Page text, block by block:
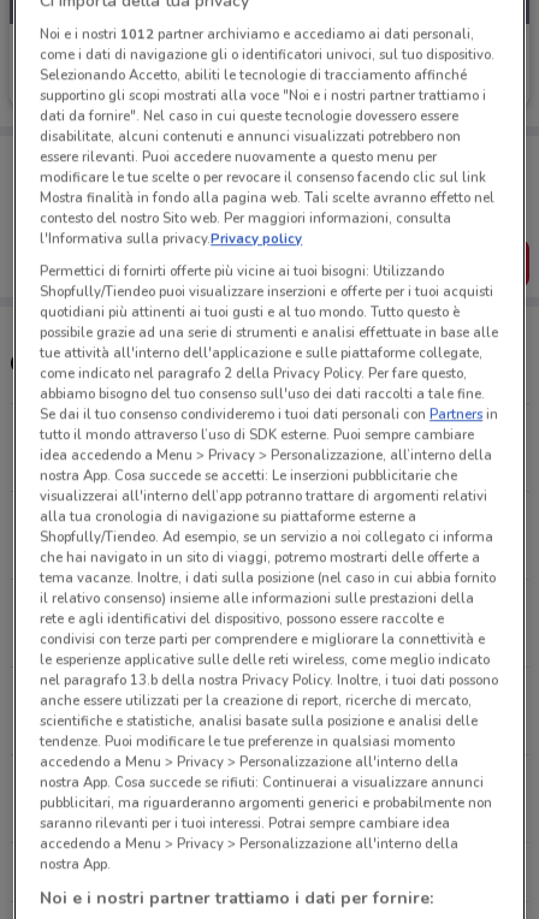
MD
Scade domenica 10.2 km
Porta DoveConviene sempre con te!
Puoi trovare le migliori offerte dei negozi vicino a te,
salvarle e creare la tua lista del risparmio, comodamente
dal tuo cellulare.
SCARICA L’APP
Orari e Negozi MD
Via Salaria Vecchia, 1511 Roma
10.2 km
APERTO
Via Appia Pignatelli, 296 Roma
12.2 km
APERTO
Via Alfieri, 6 Fontenuova
15.5 km
APERTO
Via Antonino Giuffre', 124 Roma
18 km
APERTO
Via Del Commercio, 1 Monterotondo
18 km
APERTO
Noi e i nostri 1012partner archiviamo e accediamo ai dati personali,
come i dati di navigazione gli o identificatori univoci, sul tuo dispositivo.
Selezionando Accetto, abiliti le tecnologie di tracciamento affinché
supportino gli scopi mostrati alla voce "Noi e i nostri partner trattiamo i
dati da fornire". Nel caso in cui queste tecnologie dovessero essere
disabilitate, alcuni contenuti e annunci visualizzati potrebbero non
essere rilevanti. Puoi accedere nuovamente a questo menu per
modificare le tue scelte o per revocare il consenso facendo clic sul link
Mostra finalità in fondo alla pagina web. Tali scelte avranno effetto nel
contesto del nostro Sito web. Per maggiori informazioni, consulta
l'Informativa sulla privacy.Privacy policy
Permettici di fornirti offerte più vicine ai tuoi bisogni: Utilizzando
Shopfully/Tiendeo puoi visualizzare inserzioni e offerte per i tuoi acquisti
quotidiani più attinenti ai tuoi gusti e al tuo mondo. Tutto questo è
possibile grazie ad una serie di strumenti e analisi effettuate in base alle
tue attività all'interno dell'applicazione e sulle piattaforme collegate,
come indicato nel paragrafo 2 della Privacy Policy. Per fare questo,
abbiamo bisogno del tuo consenso sull'uso dei dati raccolti a tale fine.
Se dai il tuo consenso condivideremo i tuoi dati personali conPartnersin
tutto il mondo attraverso l’uso di SDK esterne. Puoi sempre cambiare
idea accedendo a Menu > Privacy > Personalizzazione, all’interno della
nostra App. Cosa succede se accetti: Le inserzioni pubblicitarie che
visualizzerai all'interno dell’app potranno trattare di argomenti relativi
alla tua cronologia di navigazione su piattaforme esterne a
Shopfully/Tiendeo. Ad esempio, se un servizio a noi collegato ci informa
che hai navigato in un sito di viaggi, potremo mostrarti delle offerte a
tema vacanze. Inoltre, i dati sulla posizione (nel caso in cui abbia fornito
il relativo consenso) insieme alle informazioni sulle prestazioni della
rete e agli identificativi del dispositivo, possono essere raccolte e
condivisi con terze parti per comprendere e migliorare la connettività e
le esperienze applicative sulle delle reti wireless, come meglio indicato
nel paragrafo 13.b della nostra Privacy Policy. Inoltre, i tuoi dati possono
anche essere utilizzati per la creazione di report, ricerche di mercato,
scientifiche e statistiche, analisi basate sulla posizione e analisi delle
tendenze. Puoi modificare le tue preferenze in qualsiasi momento
accedendo a Menu > Privacy > Personalizzazione all'interno della
nostra App. Cosa succede se rifiuti: Continuerai a visualizzare annunci
pubblicitari, ma riguarderanno argomenti generici e probabilmente non
saranno rilevanti per i tuoi interessi. Potrai sempre cambiare idea
accedendo a Menu > Privacy > Personalizzazione all'interno della
nostra App.
Noi e i nostri partner trattiamo i dati per fornire: